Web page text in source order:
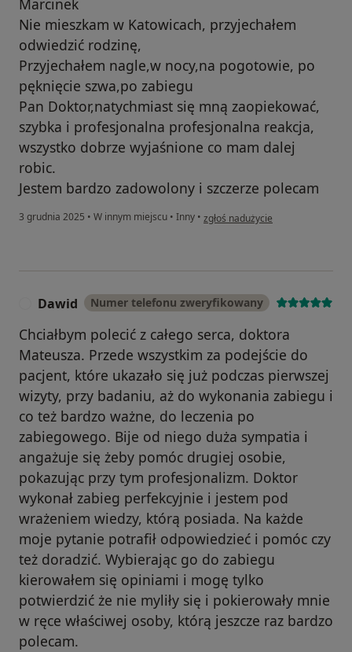
Marcinek
Nie mieszkam w Katowicach, przyjechałem
odwiedzić rodzinę,
Przyjechałem nagle,w nocy,na pogotowie, po
pęknięcie szwa,po zabiegu
Pan Doktor,natychmiast się mną zaopiekować,
szybka i profesjonalna profesjonalna reakcja,
wszystko dobrze wyjaśnione co mam dalej
robic.
Jestem bardzo zadowolony i szczerze polecam
3 grudnia 2025 • W innym miejscu • Inny • w opinii użytkownika Tomasz
zgłoś nadużycie
Dawid Numer telefonu zweryfikowany
Chciałbym polecić z całego serca, doktora
Mateusza. Przede wszystkim za podejście do
pacjent, które ukazało się już podczas pierwszej
wizyty, przy badaniu, aż do wykonania zabiegu i
co też bardzo ważne, do leczenia po
zabiegowego. Bije od niego duża sympatia i
angażuje się żeby pomóc drugiej osobie,
pokazując przy tym profesjonalizm. Doktor
wykonał zabieg perfekcyjnie i jestem pod
wrażeniem wiedzy, którą posiada. Na każde
moje pytanie potrafił odpowiedzieć i pomóc czy
też doradzić. Wybierając go do zabiegu
kierowałem się opiniami i mogę tylko
potwierdzić że nie myliły się i pokierowały mnie
w ręce właściwej osoby, którą jeszcze raz bardzo
polecam.